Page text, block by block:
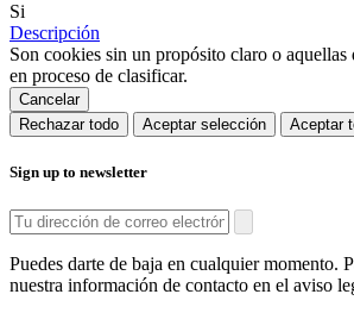
Si
Descripción
Son cookies sin un propósito claro o aquellas
en proceso de clasificar.
Cancelar
Rechazar todo
Aceptar selección Aceptar
Sign up to newsletter
Puedes darte de baja en cualquier momento.
nuestra información de contacto en el aviso